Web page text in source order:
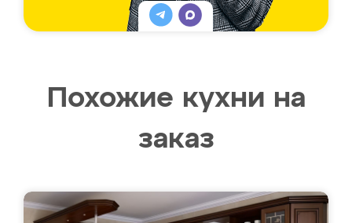
Похожие кухни на
заказ